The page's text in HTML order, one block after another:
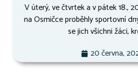
V úterý, ve čtvrtek a v pátek 18.,
na Osmičce proběhly sportovní
se jich všichni žáci,
20 června,